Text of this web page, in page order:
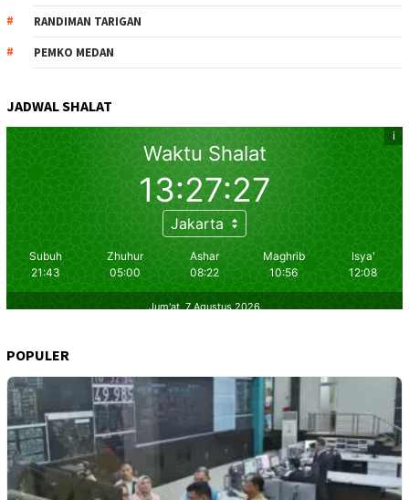
RANDIMAN TARIGAN
PEMKO MEDAN
JADWAL SHALAT
POPULER